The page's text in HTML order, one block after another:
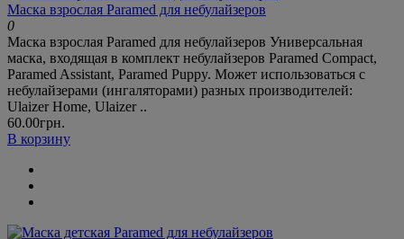
Маска взрослая Paramed для небулайзеров
0
Маска взрослая Paramed для небулайзеров Универсальная
маска, входящая в комплект небулайзеров Paramed Compact,
Paramed Assistant, Paramed Puppy. Может использоваться с
небулайзерами (ингаляторами) разных производителей:
Ulaizer Home, Ulaizer ..
60.00грн.
В корзину